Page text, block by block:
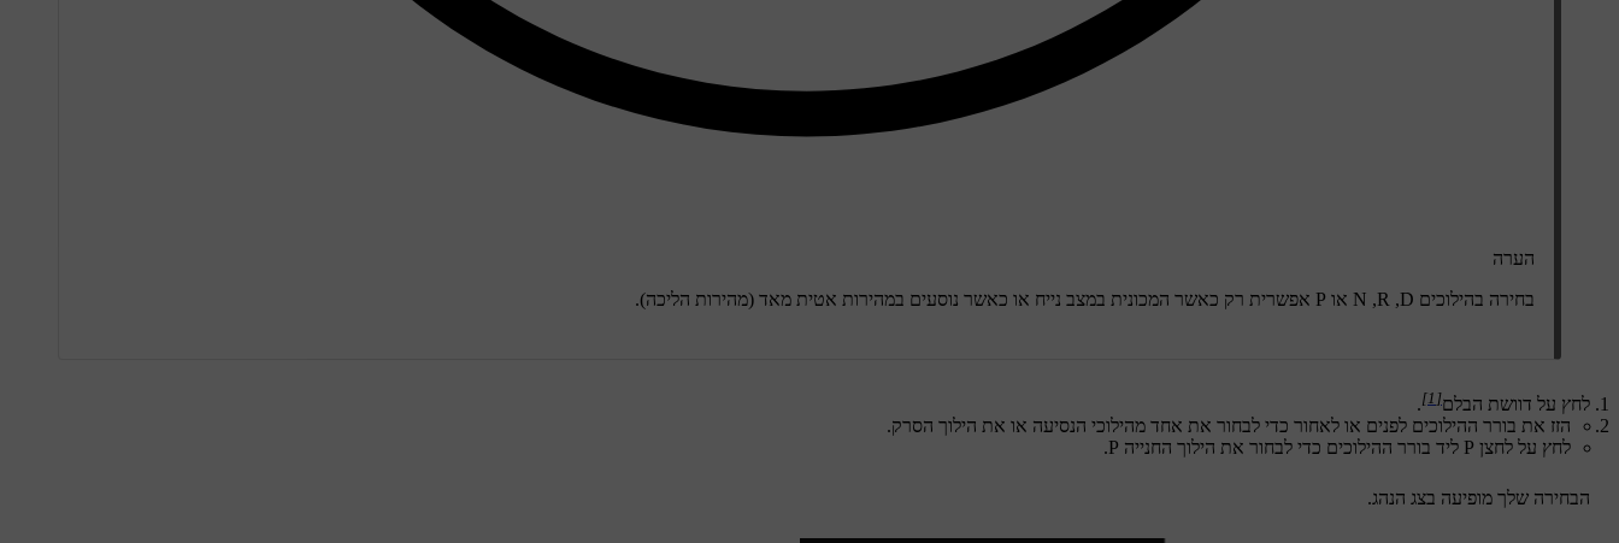
הערה
בחירה בהילוכים D,‏ R‏, N או P אפשרית רק כאשר המכונית במצב נייח או כאשר נוסעים במהירות אטית מאד (מהירות הליכה).
לחץ על דוושת הבלם[1]
.
הזז את בורר ההילוכים לפנים או לאחור כדי לבחור את אחד מהילוכי הנסיעה או את הילוך הסרק.
לחץ על לחצן P ליד בורר ההילוכים כדי לבחור את הילוך החנייה P.
הבחירה שלך מופיעה בצג הנהג.